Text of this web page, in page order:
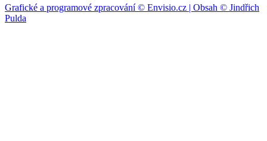
Grafické a programové zpracování © Envisio.cz | Obsah © Jindřich
Pulda